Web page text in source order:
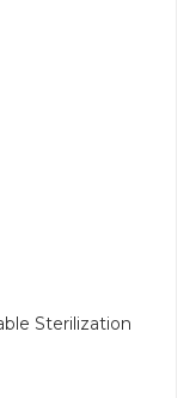
Sterilization